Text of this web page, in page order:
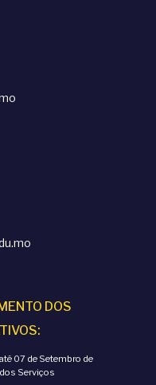
DOS
07 de Setembro de
Serviços